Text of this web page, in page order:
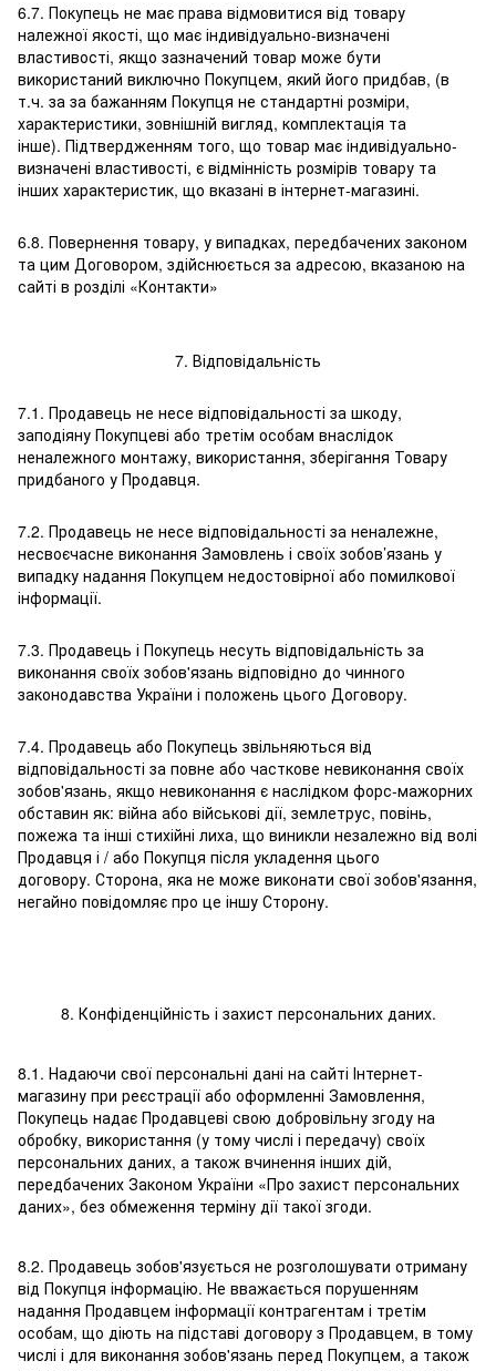
6.7. Покупець не має права відмовитися від товару
належної якості, що має індивідуально-визначені
властивості, якщо зазначений товар може бути
використаний виключно Покупцем, який його придбав, (в
т.ч. за за бажанням Покупця не стандартні розміри,
характеристики, зовнішній вигляд, комплектація та
інше). Підтвердженням того, що товар має індивідуально-
визначені властивості, є відмінність розмірів товару та
інших характеристик, що вказані в інтернет-магазині.
6.8. Повернення товару, у випадках, передбачених законом
та цим Договором, здійснюється за адресою, вказаною на
сайті в розділі «Контакти»
7. Відповідальність
7.1. Продавець не несе відповідальності за шкоду,
заподіяну Покупцеві або третім особам внаслідок
неналежного монтажу, використання, зберігання Товару
придбаного у Продавця.
7.2. Продавець не несе відповідальності за неналежне,
несвоєчасне виконання Замовлень і своїх зобов’язань у
випадку надання Покупцем недостовірної або помилкової
інформації.
7.3. Продавець і Покупець несуть відповідальність за
виконання своїх зобов'язань відповідно до чинного
законодавства України і положень цього Договору.
7.4. Продавець або Покупець звільняються від
відповідальності за повне або часткове невиконання своїх
зобов'язань, якщо невиконання є наслідком форс-мажорних
обставин як: війна або військові дії, землетрус, повінь,
пожежа та інші стихійні лиха, що виникли незалежно від волі
Продавця і / або Покупця після укладення цього
договору. Сторона, яка не може виконати свої зобов'язання,
негайно повідомляє про це іншу Сторону.
8. Конфіденційність і захист персональних даних.
8.1. Надаючи свої персональні дані на сайті Інтернет-
магазину при реєстрації або оформленні Замовлення,
Покупець надає Продавцеві свою добровільну згоду на
обробку, використання (у тому числі і передачу) своїх
персональних даних, а також вчинення інших дій,
передбачених Законом України «Про захист персональних
даних», без обмеження терміну дії такої згоди.
8.2. Продавець зобов'язується не розголошувати отриману
від Покупця інформацію. Не вважається порушенням
надання Продавцем інформації контрагентам і третім
особам, що діють на підставі договору з Продавцем, в тому
числі і для виконання зобов'язань перед Покупцем, а також